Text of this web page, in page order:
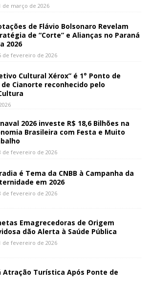
de março de 2026
de Flávio Bolsonaro Revelam
de “Corte” e Alianças no Paraná
2026
de fevereiro de 2026
Cultural Xérox” é 1° Ponto de
Cianorte reconhecido pelo
2026 investe R$ 18,6 Bilhões na
Brasileira com Festa e Muito
de fevereiro de 2026
é Tema da CNBB à Campanha da
em 2026
de fevereiro de 2026
Emagrecedoras de Origem
dão Alerta à Saúde Pública
de fevereiro de 2026
Atração Turística Após Ponte de